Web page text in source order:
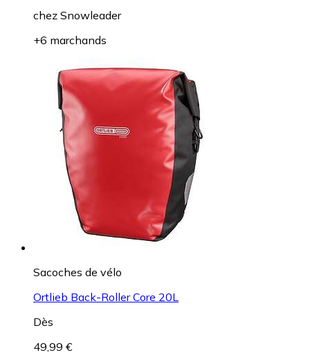
chez Snowleader
+6 marchands
Sacoches de vélo
Ortlieb Back-Roller Core 20L
Dès
49,99 €